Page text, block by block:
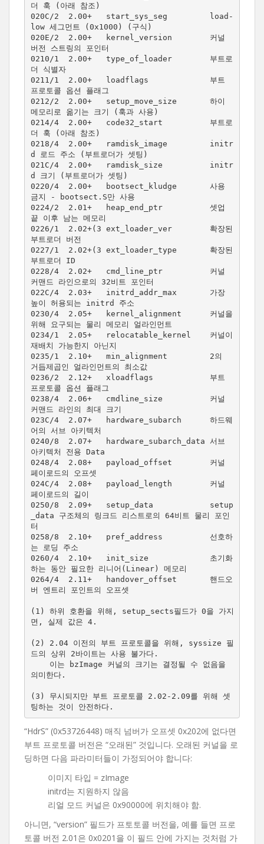
더 훅 (아래 참조)
020C/2  2.00+   start_sys_seg         load-
low 세그먼트 (0x1000) (구식)
020E/2  2.00+   kernel_version        커널
버전 스트링의 포인터
0210/1  2.00+   type_of_loader        부트로
더 식별자
0211/1  2.00+   loadflags             부트
프로토콜 옵션 플래그
0212/2  2.00+   setup_move_size       하이
메모리로 옮기는 크기 (훅과 사용)
0214/4  2.00+   code32_start          부트로
더 훅 (아래 참조)
0218/4  2.00+   ramdisk_image         initr
d 로드 주소 (부트로더가 셋팅)
021C/4  2.00+   ramdisk_size          initr
d 크기 (부트로더가 셋팅)
0220/4  2.00+   bootsect_kludge       사용
금지 - bootsect.S만 사용
0224/2  2.01+   heap_end_ptr          셋업
끝 이후 남는 메모리
0226/1  2.02+(3 ext_loader_ver        확장된
부트로더 버전
0227/1  2.02+(3 ext_loader_type       확장된
부트로더 ID
0228/4  2.02+   cmd_line_ptr          커널
커맨드 라인으로의 32비트 포인터
022C/4  2.03+   initrd_addr_max       가장
높이 허용되는 initrd 주소
0230/4  2.05+   kernel_alignment      커널을
위해 요구되는 물리 메모리 얼라인먼트
0234/1  2.05+   relocatable_kernel    커널이
재배치 가능한지 아닌지
0235/1  2.10+   min_alignment         2의
거듭제곱인 얼라인먼트의 최소값
0236/2  2.12+   xloadflags            부트
프로토콜 옵션 플래그
0238/4  2.06+   cmdline_size          커널
커맨드 라인의 최대 크기
023C/4  2.07+   hardware_subarch      하드웨
어의 서브 아키텍처
0240/8  2.07+   hardware_subarch_data 서브
아키텍처 전용 Data
0248/4  2.08+   payload_offset        커널
페이로드의 오프셋
024C/4  2.08+   payload_length        커널
페이로드의 길이
0250/8  2.09+   setup_data            setup
_data 구조체의 링크드 리스트로의 64비트 물리 포인
터
0258/8  2.10+   pref_address          선호하
는 로딩 주소
0260/4  2.10+   init_size             초기화
하는 동안 필요한 리니어(Linear) 메모리
0264/4  2.11+   handover_offset       핸드오
버 엔트리 포인트의 오프셋
(1) 하위 호환을 위해, setup_sects필드가 0을 가지
면, 실제 값은 4.
(2) 2.04 이전의 부트 프로토콜을 위해, syssize 필
드의 상위 2바이트는 사용 불가다.
의미한다.
(3) 무시되지만 부트 프로토콜 2.02-2.09를 위해 셋
“HdrS” (0x53726448) 매직 넘버가 오프셋 0x202에 없다면
부트 프로토콜 버전은 “오래된” 것입니다. 오래된 커널을 로
딩하면 다음 파라미터들이 가정되어야 합니다:
이미지 타입 = zImage
initrd는 지원하지 않음
리얼 모드 커널은 0x90000에 위치해야 함.
아니면, “version” 필드가 프토토콜 버전을, 예를 들면 프로
토콜 버전 2.01은 0x0201을 이 필드 안에 가지는 것처럼 가